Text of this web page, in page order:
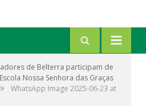
de Belterra participam de
Nossa Senhora das Graças
»
WhatsApp Image 2025-06-23 at